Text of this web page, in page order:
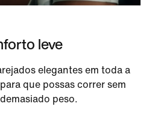
leve
elegantes em toda a
que possas correr sem
peso.